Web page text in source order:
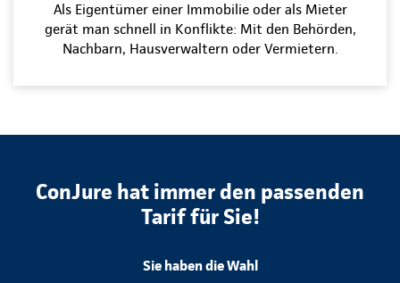
Als Eigentümer einer Immobilie oder als Mieter
gerät man schnell in Konflikte: Mit den Behörden,
Nachbarn, Hausverwaltern oder Vermietern.
ConJure hat immer den passenden
Tarif für Sie!
Sie haben die Wahl